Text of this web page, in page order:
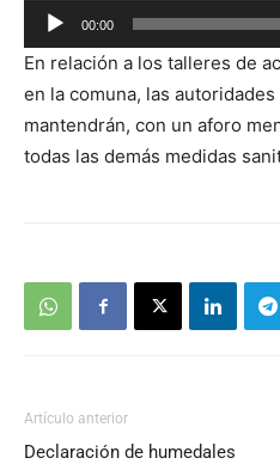
Reproductor
de
audio
00:00
En relación a los talleres de
en la comuna, las
mantendrán, con un aforo
todas las demás medidas
Artículo anterior
Declaración de humedales